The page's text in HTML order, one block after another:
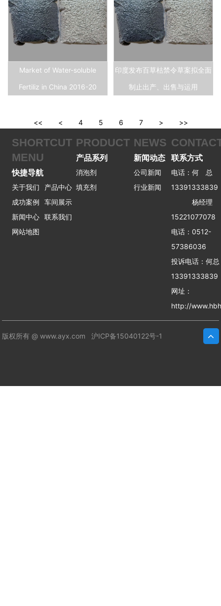
Market of Water-soluble
Fertiliz in China 2016-20
印度发布百草枯禁令草案拟全面
制止出产、出售与运用
<< < 4 5 6 7 > >>
SHORTCUT
MENU
快捷导航
关于我们
产品中心
成功案例
车间展示
新闻中心 联系我们
网站地图
PRODUCT
产品系列
消泡剂
填充剂
NEWS
新闻动态
公司新闻
行业新闻
联系方式
电话：何 总
13391333839
杨经理
15221077078
电话：0512-
57386036
投诉电话：何总
13391333839
网址：
http://
版权所有 @ www.ayx.com沪ICP备15040122号-1